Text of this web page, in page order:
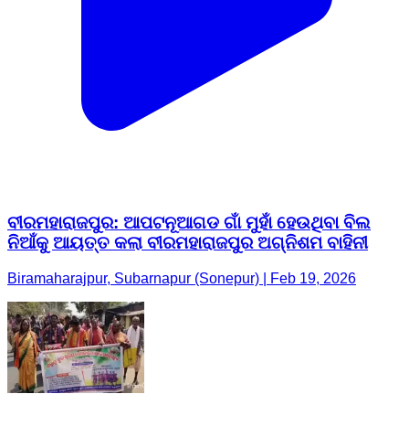
ବୀରମହାରାଜପୁର: ଆପଟନୂଆଗଡ ଗାଁ ମୁହାଁ ହେଉଥିବା ବିଲ
ନିଆଁକୁ ଆୟତ୍ତ କଲା ବୀରମହାରାଜପୁର ଅଗ୍ନିଶମ ବାହିନୀ
Biramaharajpur, Subarnapur (Sonepur) | Feb 19, 2026